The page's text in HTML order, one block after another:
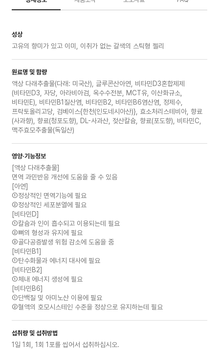
성상
고유의 향미가 있고 이미, 이취가 없는 갈색의 스틱형 젤리
원료명 및 함량
액상 다래추출물(다래: 미국산), 글루콘산아연, 비타민D3혼합제제
(비타민D3, 자당, 아라비아검, 옥수수전분, MCT유, 이산화규소,
비타민E), 비타민B1질산염, 비타민B2, 비타민B6염산염, 정제수,
프락토올리고당, 검베이스{한천(인도네시아산)}, 효소처리스테비아, 향료
(사과향), 향료(청포도향), DL-사과산, 젖산칼슘, 향료(포도향), 비타민C,
맥주효모추출물(독일산)
영양·기능정보
[액상 다래추출물]
면역 과민반응 개선에 도움을 줄 수 있음
[아연]
①정상적인 면역기능에 필요
②정상적인 세포분열에 필요
[비타민D]
①칼슘과 인이 흡수되고 이용되는데 필요
②뼈의 형성과 유지에 필요
③골다공증발생 위험 감소에 도움을 줌
[비타민B1]
①탄수화물과 에너지 대사에 필요
[비타민B2]
①체내 에너지 생성에 필요
[비타민B6]
①단백질 및 아미노산 이용에 필요
②혈액의 호모시스테인 수준을 정상으로 유지하는데 필요
섭취량 및 섭취방법
1일 1회, 1회 1포를 씹어서 섭취하십시오.